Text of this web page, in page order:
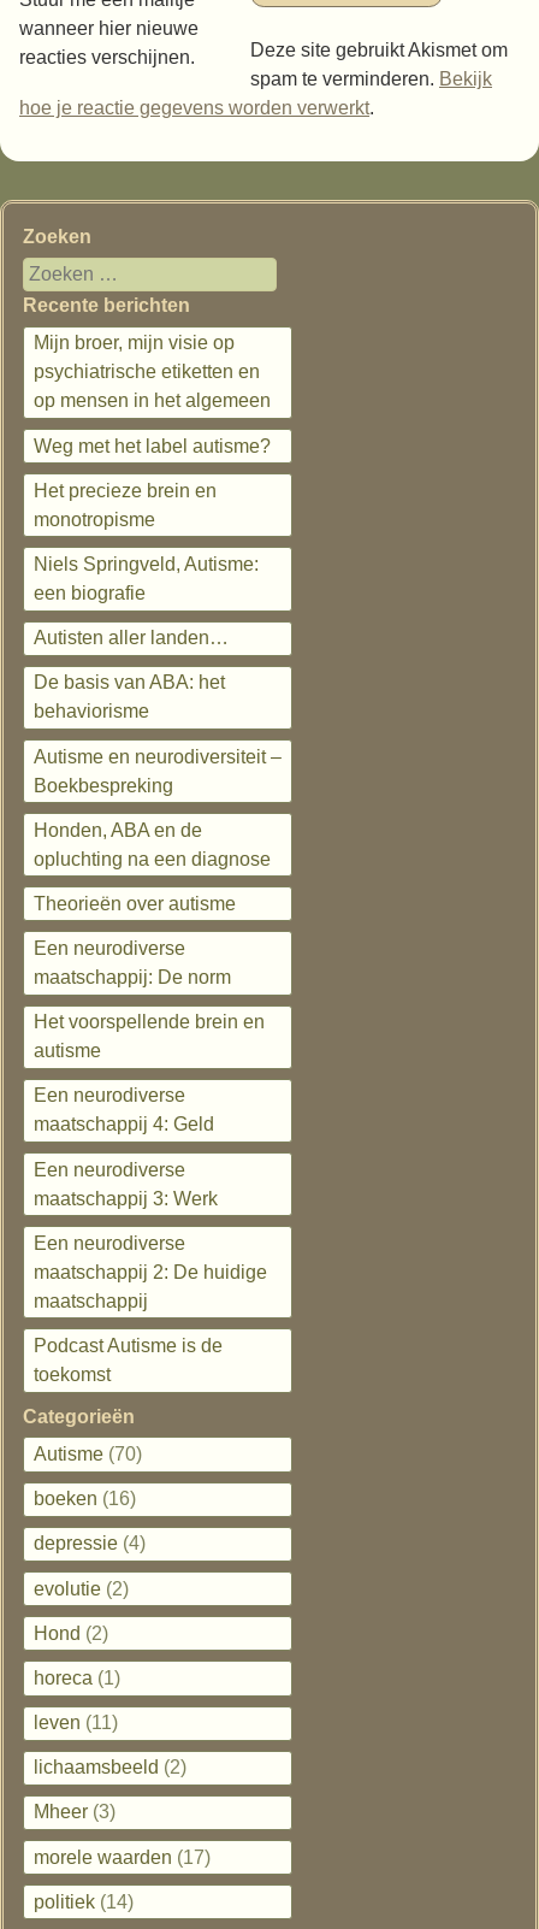
wanneer hier nieuwe
reacties verschijnen.
Deze site gebruikt Akismet om
spam te verminderen. Bekijk
hoe je reactie gegevens worden verwerkt.
Zoeken
Recente berichten
Mijn broer, mijn visie op
psychiatrische etiketten en
op mensen in het algemeen
Weg met het label autisme?
Het precieze brein en
monotropisme
Niels Springveld, Autisme:
een biografie
Autisten aller landen…
De basis van ABA: het
behaviorisme
Autisme en neurodiversiteit –
Boekbespreking
Honden, ABA en de
opluchting na een diagnose
Theorieën over autisme
Een neurodiverse
maatschappij: De norm
Het voorspellende brein en
autisme
Een neurodiverse
maatschappij 4: Geld
Een neurodiverse
maatschappij 3: Werk
Een neurodiverse
maatschappij 2: De huidige
maatschappij
Podcast Autisme is de
toekomst
Categorieën
Autisme (70)
boeken (16)
depressie (4)
evolutie (2)
Hond (2)
horeca (1)
leven (11)
lichaamsbeeld (2)
Mheer (3)
morele waarden (17)
politiek (14)